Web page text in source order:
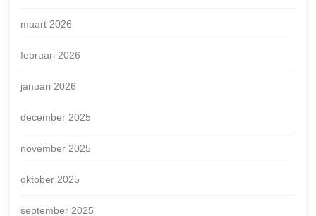
maart 2026
februari 2026
januari 2026
december 2025
november 2025
oktober 2025
september 2025